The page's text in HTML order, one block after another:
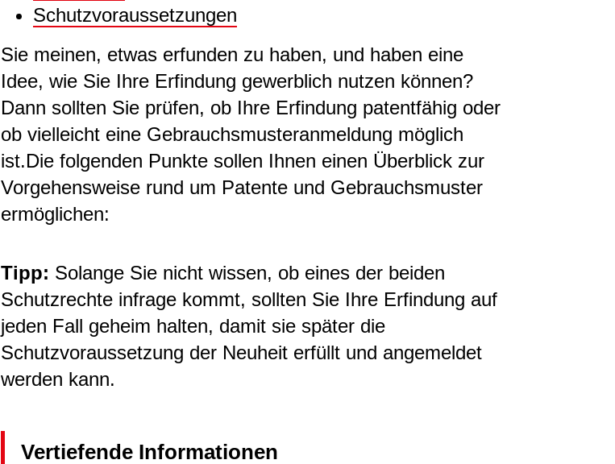
Schutzvoraussetzungen
Sie meinen, etwas erfunden zu haben, und haben eine
Idee, wie Sie Ihre Erfindung gewerblich nutzen können?
Dann sollten Sie prüfen, ob Ihre Erfindung patentfähig oder
ob vielleicht eine Gebrauchsmusteranmeldung möglich
ist.Die folgenden Punkte sollen Ihnen einen Überblick zur
Vorgehensweise rund um Patente und Gebrauchsmuster
ermöglichen:
Tipp: Solange Sie nicht wissen, ob eines der beiden
Schutzrechte infrage kommt, sollten Sie Ihre Erfindung auf
jeden Fall geheim halten, damit sie später die
Schutzvoraussetzung der Neuheit erfüllt und angemeldet
werden kann.
Vertiefende Informationen